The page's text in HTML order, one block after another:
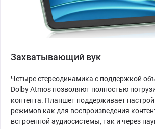
Захватывающий вук
Четыре стереодинамика с поддержкой
Dolby Atmos позволяют полностью
контента. Планшет поддерживает
режимов как для воспроизведения
встроенной аудиосистемы, так и через